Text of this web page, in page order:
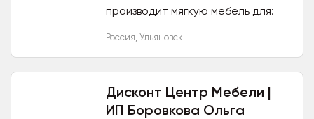
производит мягкую мебель для:
Россия, Ульяновск
Дисконт Центр Мебели |
ИП Боровкова Ольга